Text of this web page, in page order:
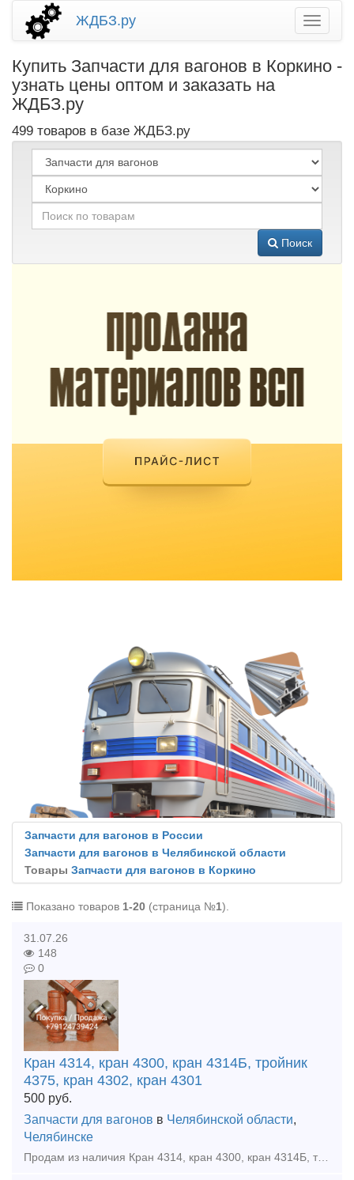
ЖДБЗ.ру
Купить Запчасти для вагонов в Коркино -
узнать цены оптом и заказать на
ЖДБЗ.ру
499 товаров в базе ЖДБЗ.ру
Поиск
Запчасти для вагонов в России
Запчасти для вагонов в Челябинской области
Товары Запчасти для вагонов в Коркино
Показано товаров 1-20 (страница №1).
31.07.26
148
0
Кран 4314, кран 4300, кран 4314Б, тройник
4375, кран 4302, кран 4301
500 руб.
Запчасти для вагонов в Челябинской области,
Челябинске
Продам из наличия Кран 4314, кран 4300, кран 4314Б, тройник 4375, кран 4302, кран 4301 оплата нал / без нал отгрузка в день оилаты доставка по всей России и КЗ